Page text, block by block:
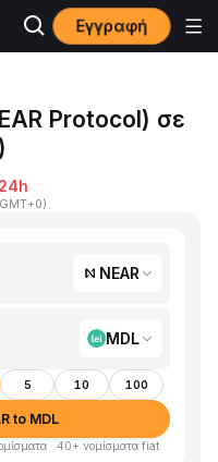
Εγγραφή
Protocol) σε
24h
GMT+0)
NEAR
MDL
5 10 100
to MDL
· 40+ νομίσματα fiat